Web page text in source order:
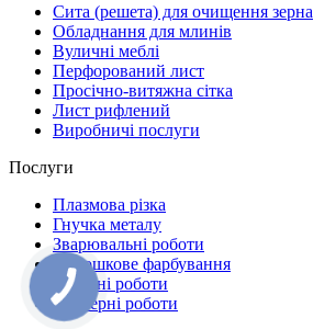
Сита (решета) для очищення зерна
Обладнання для млинів
Вуличні меблі
Перфорований лист
Просічно-витяжна сітка
Лист рифлений
Виробничі послуги
Послуги
Плазмова різка
Гнучка металу
Зварювальні роботи
Порошкове фарбування
Токарні роботи
Фрезерні роботи